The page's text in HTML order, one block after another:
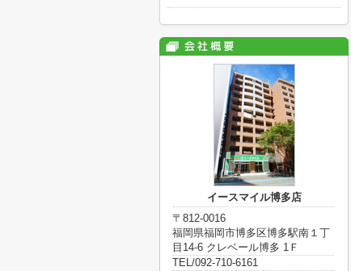
イースマイル博多店
〒812-0016
福岡県福岡市博多区博多駅南１丁
目14-6 クレベール博多 1Ｆ
TEL/092-710-6161